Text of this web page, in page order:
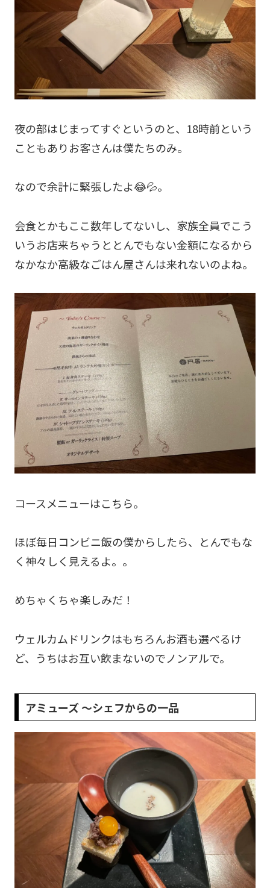
夜の部はじまってすぐというのと、18時前という
こともありお客さんは僕たちのみ。
なので余計に緊張したよ😂💦。
会食とかもここ数年してないし、家族全員でこう
いうお店来ちゃうととんでもない金額になるから
なかなか高級なごはん屋さんは来れないのよね。
コースメニューはこちら。
ほぼ毎日コンビニ飯の僕からしたら、とんでもな
く神々しく見えるよ。。
めちゃくちゃ楽しみだ！
ウェルカムドリンクはもちろんお酒も選べるけ
ど、うちはお互い飲まないのでノンアルで。
アミューズ 〜シェフからの一品